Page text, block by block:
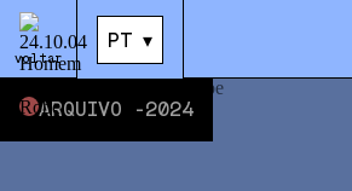
voltar
PT ▾
PT ▾
ARQUIVO -2024